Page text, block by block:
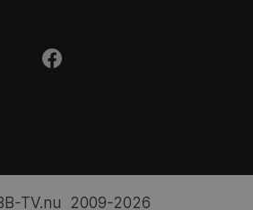
TV.nu 2009-2026